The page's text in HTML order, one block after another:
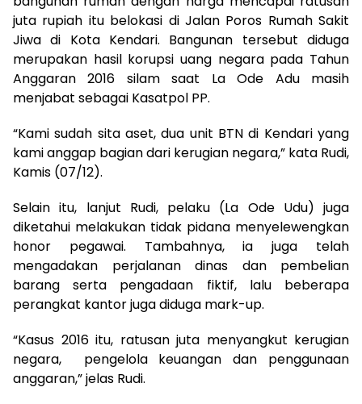
juta rupiah itu belokasi di Jalan Poros Rumah Sakit
Jiwa di Kota Kendari. Bangunan tersebut diduga
merupakan hasil korupsi uang negara pada Tahun
Anggaran 2016 silam saat La Ode Adu masih
menjabat sebagai Kasatpol PP.
“Kami sudah sita aset, dua unit BTN di Kendari yang
kami anggap bagian dari kerugian negara,” kata Rudi,
Kamis (07/12).
Selain itu, lanjut Rudi, pelaku (La Ode Udu) juga
diketahui melakukan tidak pidana menyelewengkan
honor pegawai. Tambahnya, ia juga telah
mengadakan perjalanan dinas dan pembelian
barang serta pengadaan fiktif, lalu beberapa
perangkat kantor juga diduga mark-up.
“Kasus 2016 itu, ratusan juta menyangkut kerugian
negara, pengelola keuangan dan penggunaan
anggaran,” jelas Rudi.